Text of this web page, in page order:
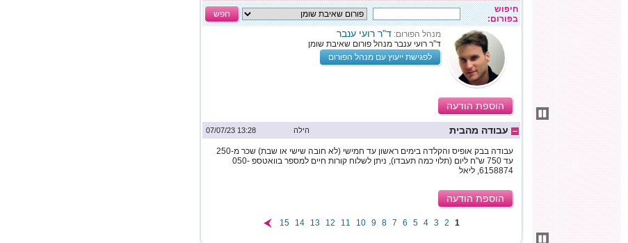
חפש
חיפוש
בפורום:
מנהל הפורום: ד"ר רועי ענבר
ד”ר רועי ענבר מנהל פורום שאיבת שומן
לפגישת ייעוץ עם מנהל הפורום
הוספת הודעה
13:28 07/07/23 הילה עבודה מהבית
עבודה בבק אופיס והקלדה בימים ראשון עד חמישי (לא חובה שישי או שבת) שכר מ-250
עד 750 ש"ח ליום (תלוי כמה תעבדו), ניתן לשלוח קורות חיים למספר בוואטספ 050-
6158874, ליאל
הוספת הודעה
1
2
3
4
5
6
7
8
9
10
11
12
13
14
15